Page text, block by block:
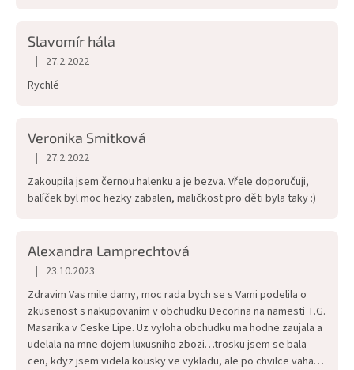
Slavomír hála
Hodnocení obchodu je 5 z 5 hvězdiček.
| 27.2.2022
Rychlé
Veronika Smitková
Hodnocení obchodu je 5 z 5 hvězdiček.
| 27.2.2022
Zakoupila jsem černou halenku a je bezva. Vřele doporučuji,
balíček byl moc hezky zabalen, maličkost pro děti byla taky :)
Alexandra Lamprechtová
Hodnocení obchodu je 5 z 5 hvězdiček.
| 23.10.2023
Zdravim Vas mile damy, moc rada bych se s Vami podelila o
zkusenost s nakupovanim v obchudku Decorina na namesti T.G.
Masarika v Ceske Lipe. Uz vyloha obchudku ma hodne zaujala a
udelala na mne dojem luxusniho zbozi…trosku jsem se bala
cen, kdyz jsem videla kousky ve vykladu, ale po chvilce vahani